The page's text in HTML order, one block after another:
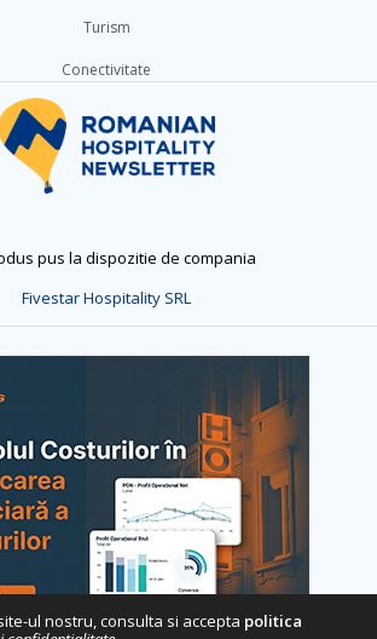
Turism
Conectivitate
pus la dispozitie de compania
Fivestar Hospitality SRL
ul nostru, consulta si accepta politica